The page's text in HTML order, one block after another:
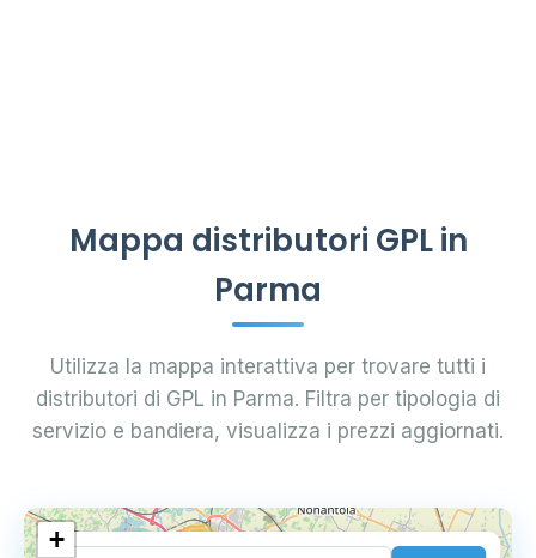
Mappa distributori GPL in
Parma
Utilizza la mappa interattiva per trovare tutti i
distributori di GPL in Parma. Filtra per tipologia di
servizio e bandiera, visualizza i prezzi aggiornati.
18
+